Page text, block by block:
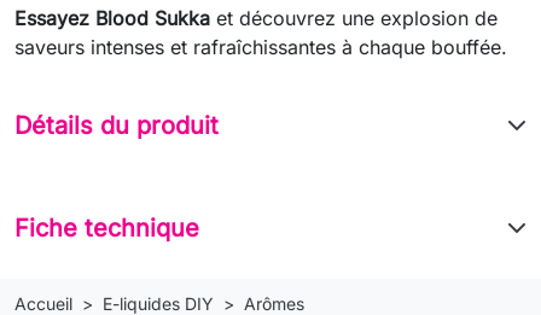
Essayez Blood Sukka et découvrez une explosion de
saveurs intenses et rafraîchissantes à chaque bouffée.
Détails du produit
Fiche technique
Accueil E-liquides DIY Arômes